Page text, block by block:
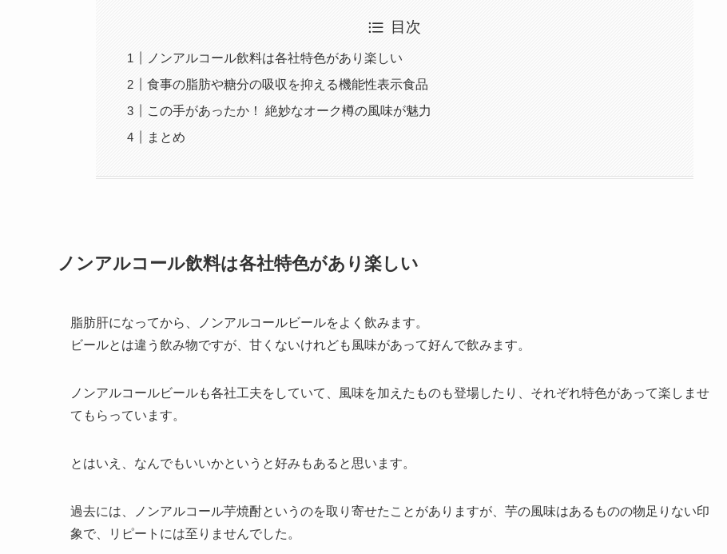
目次
ノンアルコール飲料は各社特色があり楽しい
食事の脂肪や糖分の吸収を抑える機能性表示食品
この手があったか！ 絶妙なオーク樽の風味が魅力
まとめ
ノンアルコール飲料は各社特色があり楽しい
脂肪肝になってから、ノンアルコールビールをよく飲みます。
ビールとは違う飲み物ですが、甘くないけれども風味があって好んで飲みます。
ノンアルコールビールも各社工夫をしていて、風味を加えたものも登場したり、それぞれ特色があって楽しませ
てもらっています。
とはいえ、なんでもいいかというと好みもあると思います。
過去には、ノンアルコール芋焼酎というのを取り寄せたことがありますが、芋の風味はあるものの物足りない印
象で、リピートには至りませんでした。